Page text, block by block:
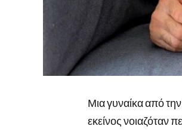
Μια γυναίκα από
εκείνος νοιαζόταν